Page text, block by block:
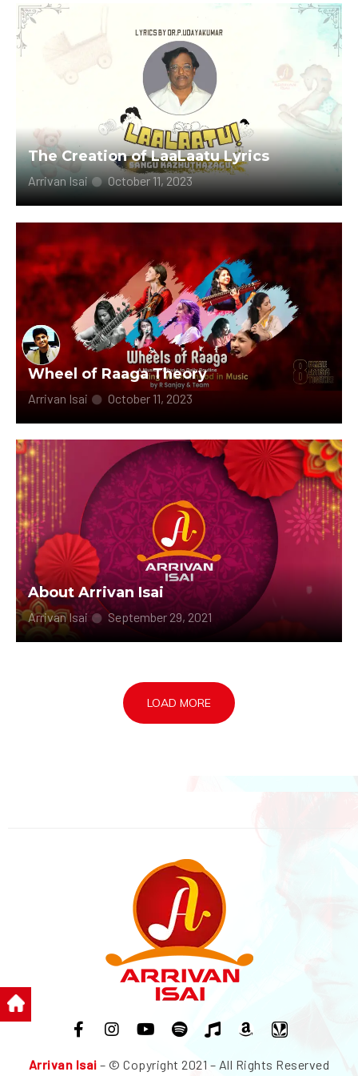
The Creation of LaaLaatu Lyrics
Arrivan Isai October 11, 2023
குழந்தை தன் தாயின் பாலைக் குடித்து மகிழ்கிறதோ
Read More
Wheel of Raaga Theory
Arrivan Isai October 11, 2023
theory in Indian Classical Music suggests that...
Read More
About Arrivan Isai
Arrivan Isai September 29, 2021
Arrivan Isai is a dedicated Indie music production that
LOAD MORE
Arrivan Isai – © Copyright 2021 – All Rights Reserved